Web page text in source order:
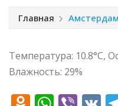
Главная Амстердам
Температура: 10.8°C,
Влажность: 29%